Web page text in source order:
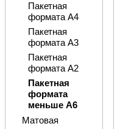
Пакетная
формата А4
Пакетная
формата А3
Пакетная
формата А2
Пакетная
формата
меньше А6
Матовая